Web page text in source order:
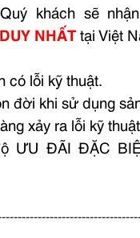
khách sẽ
DUY NHẤTtại Việt
có lỗi kỹ thuật.
đời khi sử dụng
xảy ra lỗi kỹ
ĐÃI ĐẶC